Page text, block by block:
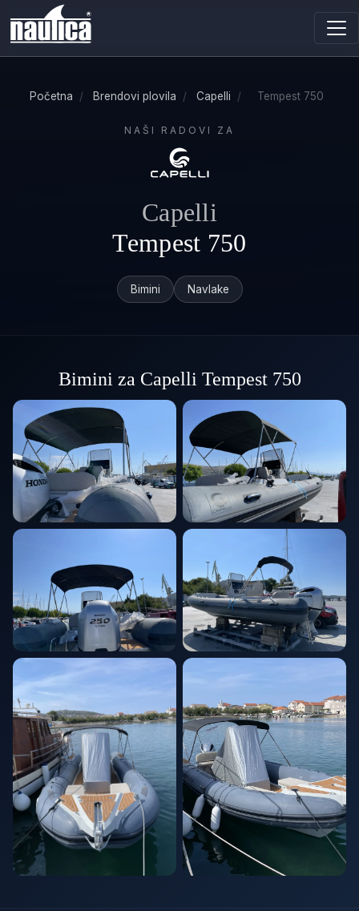
Početna / Brendovi plovila / Capelli / Tempest 750
NAŠI RADOVI ZA
Capelli
Tempest 750
Bimini Navlake
Bimini za Capelli Tempest 750